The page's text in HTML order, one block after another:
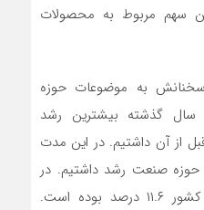
سهم مربوط به محصولات
به موضوعات حوزه
گذشته بیشترین رشد
از آن داشتیم. در این مدت
حوزه صنعت رشد داشتیم. در
پاییز سال ۱۴۰۱ رشد صنعتی کشور ۱۱.۶ درصد بوده است.